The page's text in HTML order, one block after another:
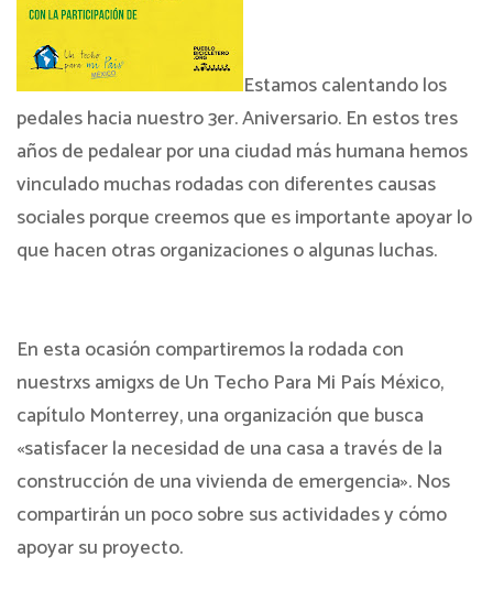
Estamos calentando los
pedales hacia nuestro 3er. Aniversario. En estos tres
años de pedalear por una ciudad más humana hemos
vinculado muchas rodadas con diferentes causas
sociales porque creemos que es importante apoyar lo
que hacen otras organizaciones o algunas luchas.
En esta ocasión compartiremos la rodada con
nuestrxs amigxs de Un Techo Para Mi País México,
capítulo Monterrey, una organización que busca
«satisfacer la necesidad de una casa a través de la
construcción de una vivienda de emergencia». Nos
compartirán un poco sobre sus actividades y cómo
apoyar su proyecto.